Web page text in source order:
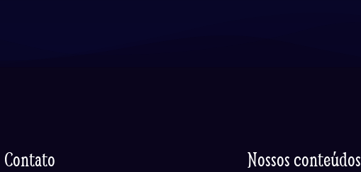
Contato Nossos conteúdos